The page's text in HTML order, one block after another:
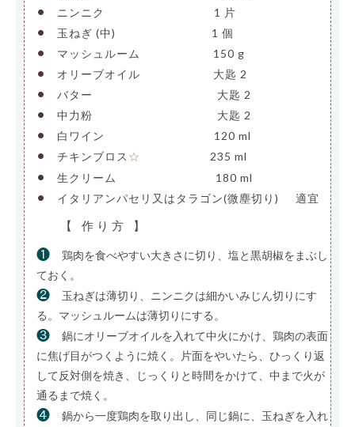
• ニンニク 1 片
• 玉ねぎ (中) 1 個
• マッシュルーム 150 g
• オリーブオイル 大匙 2
• バター 大匙 2
• 中力粉 大匙 2
• 白ワイン 120 ml
• チキンブロス ☆ 235 ml
• 生クリーム 180 ml
• イタリアンパセリ又はタラゴン(微塵切り) 適宜
【 作り方 】
❶
鶏肉を食べやすい大きさに切り、塩と黒胡椒をまぶし
ておく。
❷
玉ねぎは薄切り、ニンニクは細かいみじん切りにす
る。マッシュルームは薄切りにする。
❸
鍋にオリーブオイルを入れて中火にかけ、鶏肉の表面
に焦げ目がつくように焼く。片面をやいたら、ひっくり返
して反対側を焼き、じっくりと時間をかけて、中まで火が
通るまで焼く。
❹
鍋から一度鶏肉を取り出し、同じ鍋に、玉ねぎを入れ